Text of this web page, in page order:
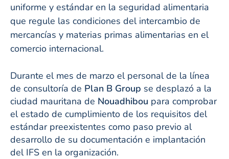
uniforme y estándar en la seguridad alimentaria
que regule las condiciones del intercambio de
mercancías y materias primas alimentarias en el
comercio internacional.
Durante el mes de marzo el personal de la línea
de consultoría de Plan B Group se desplazó a la
ciudad mauritana de Nouadhibou para comprobar
el estado de cumplimiento de los requisitos del
estándar preexistentes como paso previo al
desarrollo de su documentación e implantación
del IFS en la organización.